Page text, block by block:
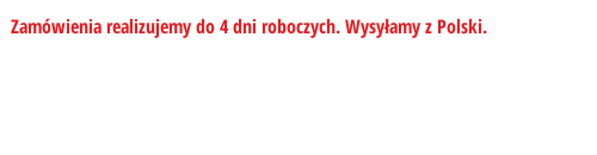
Zamówienia realizujemy do 4 dni roboczych. Wysyłamy z Polski.